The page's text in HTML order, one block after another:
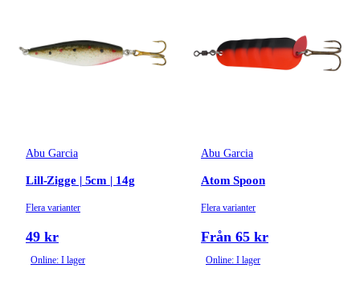
Abu Garcia
Lill-Zigge | 5cm | 14g
Flera varianter
49 kr
Online: I lager
Abu Garcia
Atom Spoon
Flera varianter
Från 65 kr
Online: I lager